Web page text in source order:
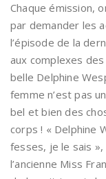
Chaque émission,
par demander les
l’épisode de la
aux complexes
belle Delphine
femme n’est pas
bel et bien des
corps ! « Delphine
fesses, je le sais »,
l’ancienne Miss